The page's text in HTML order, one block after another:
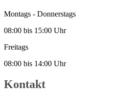
Montags - Donnerstags
08:00 bis 15:00 Uhr
Freitags
08:00 bis 14:00 Uhr
Kontakt